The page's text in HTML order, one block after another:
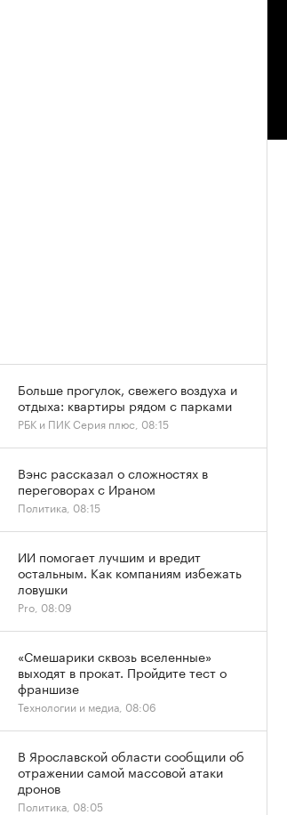
Больше прогулок, свежего воздуха и
отдыха: квартиры рядом с парками
РБК и ПИК Серия плюс, 08:15
Вэнс рассказал о сложностях в
переговорах с Ираном
Политика, 08:15
ИИ помогает лучшим и вредит
остальным. Как компаниям избежать
ловушки
Pro, 08:09
«Смешарики сквозь вселенные»
выходят в прокат. Пройдите тест о
франшизе
Технологии и медиа, 08:06
В Ярославской области сообщили об
отражении самой массовой атаки
дронов
Политика, 08:05